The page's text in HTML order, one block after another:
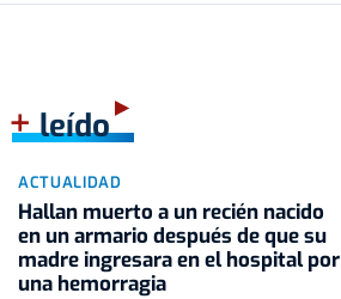
+leído
ACTUALIDAD
Hallan muerto a un recién nacido
en un armario después de que su
madre ingresara en el hospital por
una hemorragia